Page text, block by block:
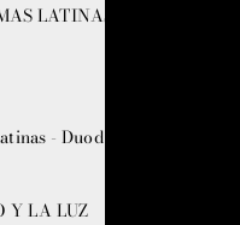
LATINAS -
- Duodécima
Y LA LUZ